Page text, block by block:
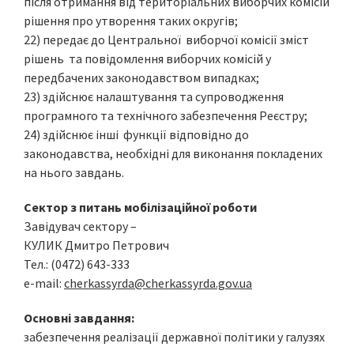
рішення про утворення таких округів;
22) передає до Центральної виборчої комісії зміст
рішень та повідомлення виборчих комісій у
передбачених законодавством випадках;
23) здійснює налаштування та супроводження
програмного та технічного забезпечення Реєстру;
24) здійснює інші функції відповідно до
законодавства, необхідні для виконання покладених
на нього завдань.
Сектор з питань мобілізаційної роботи
Завідувач сектору –
КУЛИК Дмитро Петрович
Тел.: (0472) 643-333
e-mail: cherkassyrda@cherkassyrda.gov.ua
Основні завдання:
забезпечення реалізації державної політики у галузях